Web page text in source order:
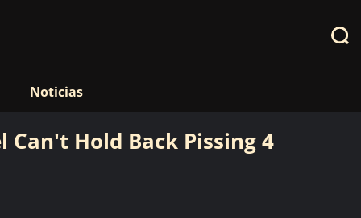
Noticias
Can't Hold Back Pissing 4